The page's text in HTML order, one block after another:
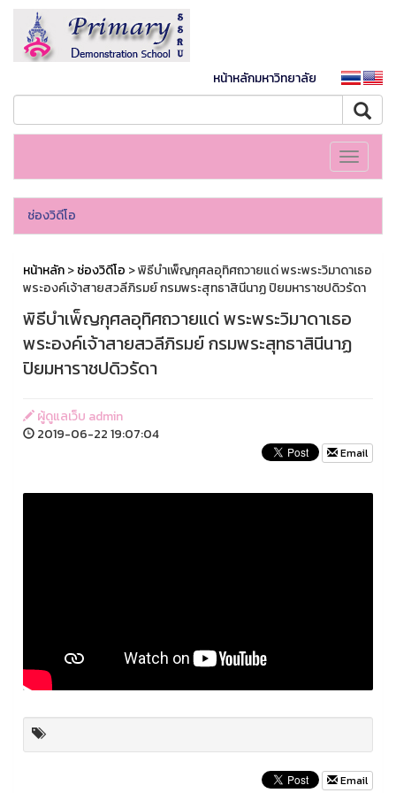
หน้าหลักมหาวิทยาลัย
Toggle
ช่องวิดีโอ
หน้าหลัก>ช่องวิดีโอ > พิธีบำเพ็ญกุศลอุทิศถวายแด่ พระพระวิมาดาเธอ
พระองค์เจ้าสายสวลีภิรมย์ กรมพระสุทธาสินีนาฏ ปิยมหาราชปดิวรัดา
พิธีบำเพ็ญกุศลอุทิศถวายแด่ พระพระวิมาดาเธอ
พระองค์เจ้าสายสวลีภิรมย์ กรมพระสุทธาสินีนาฏ
ปิยมหาราชปดิวรัดา
ผู้ดูแลเว็บ admin
2019-06-22 19:07:04
Email
Email